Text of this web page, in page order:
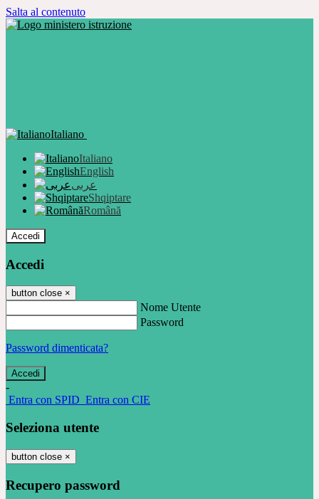
Salta al contenuto
Italiano
Italiano
English
عربى
Shqiptare
Română
Accedi
Accedi
button close ×
Nome Utente
Password
Password dimenticata?
-
Entra con SPID Entra con CIE
Seleziona utente
button close ×
Recupero password